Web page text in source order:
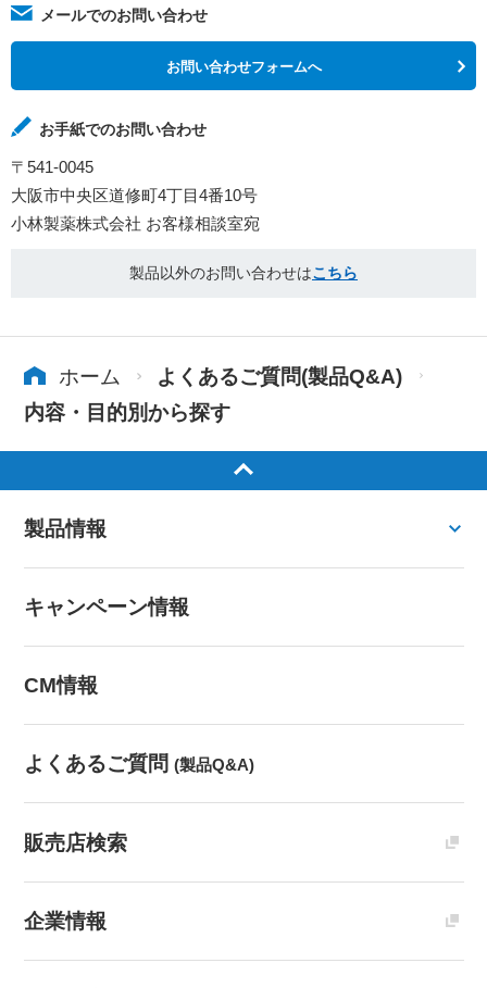
メールでのお問い合わせ
お問い合わせフォームへ
お手紙でのお問い合わせ
〒541-0045
大阪市中央区道修町4丁目4番10号
小林製薬株式会社 お客様相談室宛
製品以外のお問い合わせはこちら
ホーム
よくあるご質問(製品Q&A)
内容・目的別から探す
製品情報
キャンペーン情報
CM情報
よくあるご質問 (製品Q&A)
販売店検索
企業情報